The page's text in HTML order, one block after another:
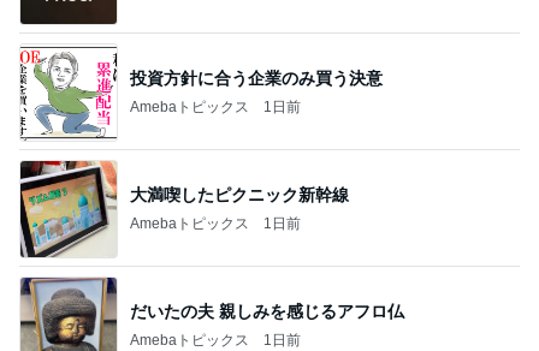
投資方針に合う企業のみ買う決意
Amebaトピックス 1日前
大満喫したピクニック新幹線
Amebaトピックス 1日前
だいたの夫 親しみを感じるアフロ仏
Amebaトピックス 1日前